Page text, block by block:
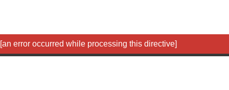
[an error occurred while processing this directive]